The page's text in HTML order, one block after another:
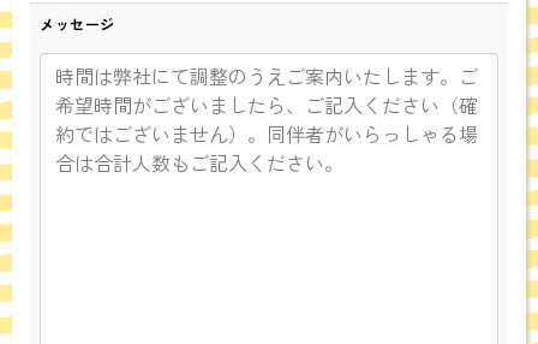
メッセージ